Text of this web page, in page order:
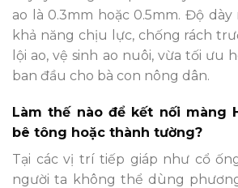
ao là 0.3mm hoặc 0.5mm. Độ dày
khả năng chịu lực, chống rách
lội ao, vệ sinh ao nuôi, vừa tối ưu
ban đầu cho bà con nông dân.
Làm thế nào để kết nối màng
bê tông hoặc thành tường?
Tại các vị trí tiếp giáp như cổ
người ta không thể dùng